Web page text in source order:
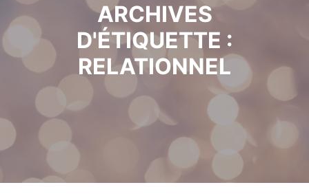
ARCHIVES
D'ÉTIQUETTE :
RELATIONNEL